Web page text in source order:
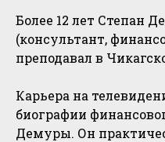
Более 12 лет Степан
(консультант,
преподавал в
Карьера на
биографии
Демуры. Он